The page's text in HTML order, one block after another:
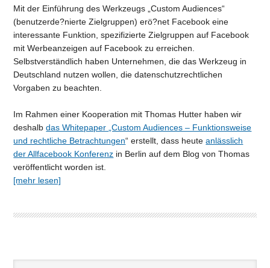
Mit der Einführung des Werkzeugs „Custom Audiences“
(benutzerde?nierte Zielgruppen) erö?net Facebook eine
interessante Funktion, spezifizierte Zielgruppen auf Facebook
mit Werbeanzeigen auf Facebook zu erreichen.
Selbstverständlich haben Unternehmen, die das Werkzeug in
Deutschland nutzen wollen, die datenschutzrechtlichen
Vorgaben zu beachten.
Im Rahmen einer Kooperation mit Thomas Hutter haben wir
deshalbdas Whitepaper „Custom Audiences – Funktionsweise
und rechtliche Betrachtungen“ erstellt, dass heuteanlässlich
der Allfacebook Konferenz in Berlin auf dem Blog von Thomas
veröffentlicht worden ist.
[mehr lesen]